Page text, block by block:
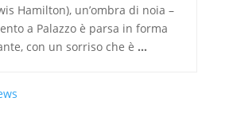
Hamilton), un’ombra di noia –
a Palazzo è parsa in forma
con un sorriso che è …